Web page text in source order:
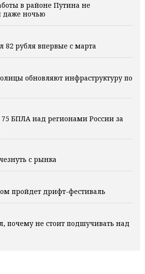
в районе Путина не
даже ночью
82 рубля впервые с марта
обновляют инфраструктуру по
БПЛА над регионами России за
с рынка
пройдет дрифт-фестиваль
почему не стоит подшучивать над